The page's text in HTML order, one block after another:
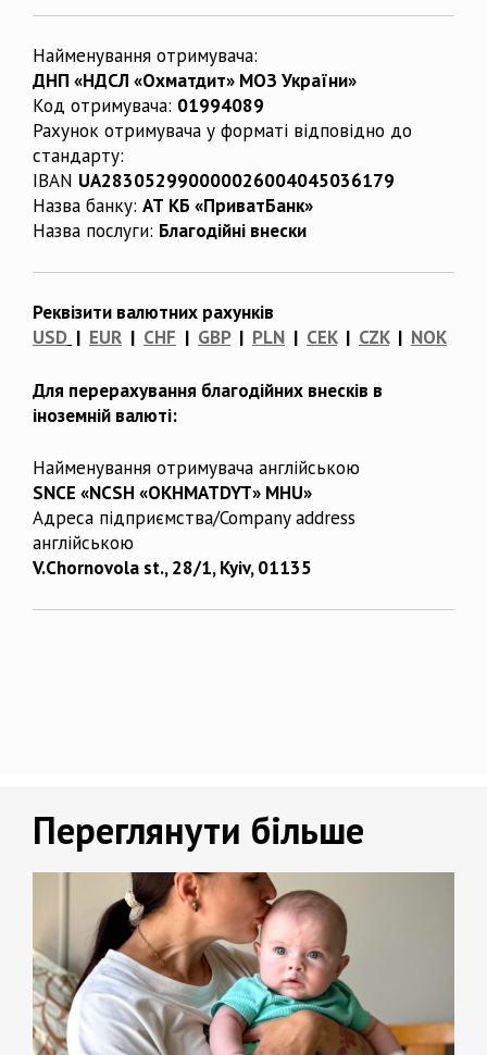
Найменування отримувача:
ДНП «НДСЛ «Охматдит» МОЗ України»
Код отримувача: 01994089
Рахунок отримувача у форматі відповідно до
стандарту:
IBAN UA283052990000026004045036179
Назва банку: АТ КБ «ПриватБанк»
Назва послуги: Благодійні внески
Реквізити валютних рахунків
USD | EUR | CHF | GBP| PLN | CEK| CZK| NOK
Для перерахування благодійних внесків в
іноземній валюті:
Найменування отримувача англійською
SNCE «NCSH «OKHMATDYT» MHU»
Адреса підприємства/Company address
англійською
V.Chornovola st., 28/1, Kyiv, 01135
Переглянути більше